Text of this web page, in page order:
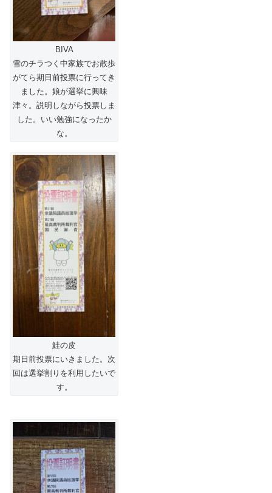
BIVA
雪のチラつく中家族でお散歩
がてら期日前投票に行ってき
ました。娘が選挙に興味
津々。説明しながら投票しま
した。いい勉強になったか
な。
鮭の皮
期日前投票にいきました。次
回は選挙割りを利用したいで
す。